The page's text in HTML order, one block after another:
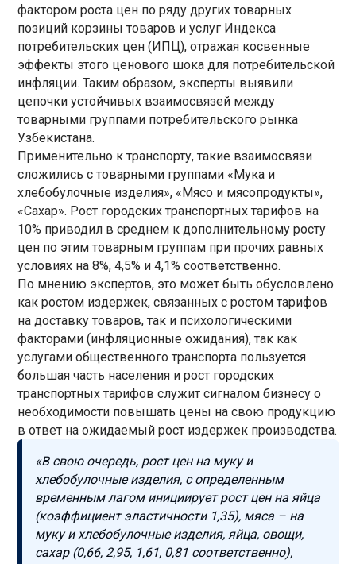
фактором роста цен по ряду других товарных
позиций корзины товаров и услуг Индекса
потребительских цен (ИПЦ), отражая косвенные
эффекты этого ценового шока для потребительской
инфляции. Таким образом, эксперты выявили
цепочки устойчивых взаимосвязей между
товарными группами потребительского рынка
Узбекистана.
Применительно к транспорту, такие взаимосвязи
сложились с товарными группами «Мука и
хлебобулочные изделия», «Мясо и мясопродукты»,
«Сахар». Рост городских транспортных тарифов на
10% приводил в среднем к дополнительному росту
цен по этим товарным группам при прочих равных
условиях на 8%, 4,5% и 4,1% соответственно.
По мнению экспертов, это может быть обусловлено
как ростом издержек, связанных с ростом тарифов
на доставку товаров, так и психологическими
факторами (инфляционные ожидания), так как
услугами общественного транспорта пользуется
большая часть населения и рост городских
транспортных тарифов служит сигналом бизнесу о
необходимости повышать цены на свою продукцию
в ответ на ожидаемый рост издержек производства.
«В свою очередь, рост цен на муку и
хлебобулочные изделия, с определенным
временным лагом инициирует рост цен на яйца
(коэффициент эластичности 1,35), мяса – на
муку и хлебобулочные изделия, яйца, овощи,
сахар (0,66, 2,95, 1,61, 0,81 соответственно),